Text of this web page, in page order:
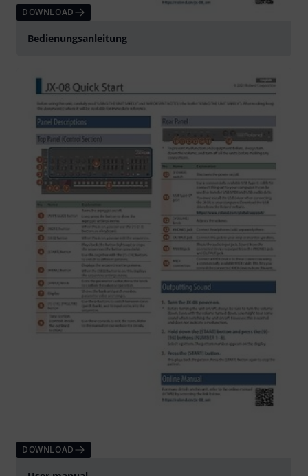
DOWNLOAD
Bedienungsanleitung
DOWNLOAD